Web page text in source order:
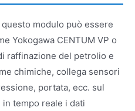
modulo può essere
Yokogawa CENTUM VP o
raffinazione del petrolio e
chimiche, collega sensori
portata, ecc. sul
tempo reale i dati